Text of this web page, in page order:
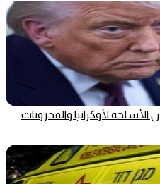
لأوكرانيا والمخزونات